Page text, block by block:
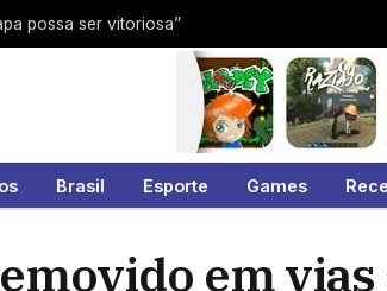
possa ser vitoriosa”
Brasil Esporte Games
em vias